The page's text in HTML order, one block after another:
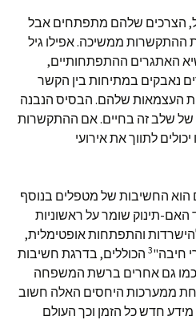
הצרכים שלהם מתפתחים אבל
ממשיכה. אפילו גיל
האתגרים ההתפתחותיים,
נאבקים במתיחות בין הקשר
העצמאות שלהם. הבסיס הנבנה
של שלב זה בחיים. אם ההתקשרות
לתווך את אירועי
החשיבות של מטפלים בנוסף
תינוק שומר על ראשוניות
והתפתחות אופטימלית,
חיבה"3 הכוללים, בדרגת חשיבות
כמו גם אחרים ברשת המשפחה
אחת ממערכות היחסים האלה חשוב
חדש כל הזמן וכך העולם